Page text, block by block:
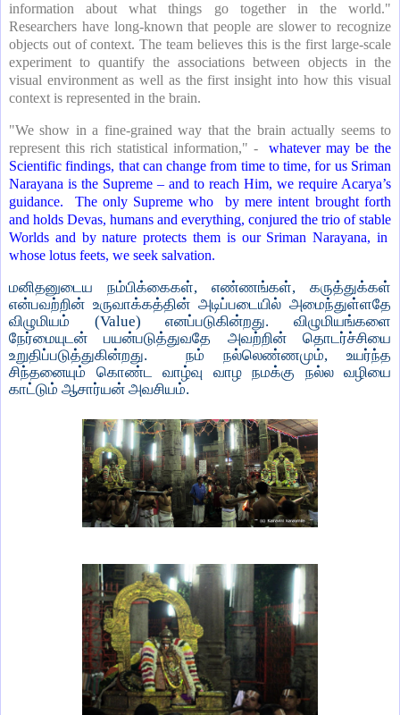
information about what things go together in the world."
Researchers have long-known that people are slower to recognize
objects out of context. The team believes this is the first large-scale
experiment to quantify the associations between objects in the
visual environment as well as the first insight into how this visual
context is represented in the brain.
"We show in a fine-grained way that the brain actually seems to
represent this rich statistical information," - whatever may be the
Scientific findings, that can change from time to time, for us Sriman
Narayana is the Supreme – and to reach Him, we require Acarya’s
guidance. The only Supreme who by mere intent brought forth
and holds Devas, humans and everything, conjured the trio of stable
Worlds and by nature protects them is our Sriman Narayana, in
whose lotus feets, we seek salvation.
மனிதனுடைய நம்பிக்கைகள், எண்ணங்கள், கருத்துக்கள்
என்பவற்றின் உருவாக்கத்தின் அடிப்படையில் அமைந்துள்ளதே
விழுமியம் (Value) எனப்படுகின்றது. விழுமியங்களை
நேர்மையுடன் பயன்படுத்துவதே அவற்றின் தொடர்ச்சியை
உறுதிப்படுத்துகின்றது. நம் நல்லெண்ணமும், உயர்ந்த
சிந்தனையும் கொண்ட வாழ்வு வாழ நமக்கு நல்ல வழியை
காட்டும் ஆசார்யன் அவசியம்.